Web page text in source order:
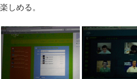
楽しめる。